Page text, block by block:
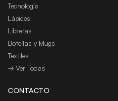
Tecnología
Lápices
Libretas
Botellas y Mugs
Textiles
→ Ver Todas
CONTACTO